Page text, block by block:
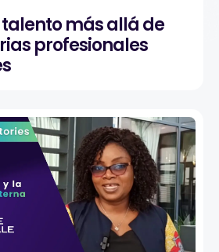
talento más allá de
profesionales